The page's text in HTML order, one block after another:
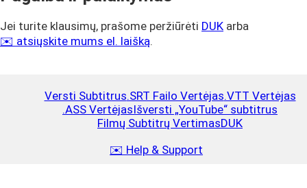
Jei turite klausimų, prašome peržiūrėti DUK arba
✉️ atsiųskite mums el. laišką.
Versti Subtitrus.SRT Failo Vertėjas.VTT Vertėjas
.ASS VertėjasIšversti „YouTube“ subtitrus
Filmų Subtitrų VertimasDUK
✉️ Help & Support